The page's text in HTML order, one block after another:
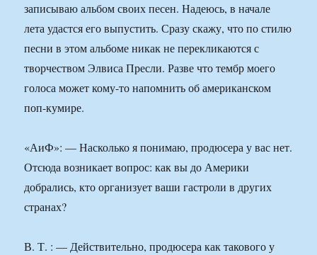
записываю альбом своих песен. Надеюсь, в начале
лета удастся его выпустить. Сразу скажу, что по стилю
песни в этом альбоме никак не перекликаются с
творчеством Элвиса Пресли. Разве что тембр моего
голоса может кому-то напомнить об американском
поп-кумире.
«АиФ»: — Насколько я понимаю, продюсера у вас нет.
Отсюда возникает вопрос: как вы до Америки
добрались, кто организует ваши гастроли в других
странах?
В. Т. : — Действительно, продюсера как такового у